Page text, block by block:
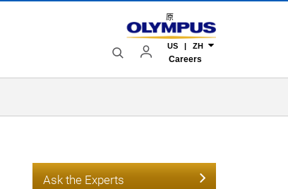
原
US | ZH
Careers
Ask the Experts